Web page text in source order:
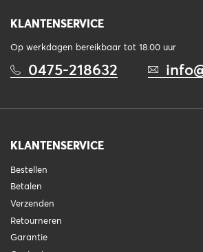
KLANTENSERVICE
Op werkdagen bereikbaar tot 18.00 uur
0475-218632
KLANTENSERVICE
Bestellen
Betalen
Verzenden
Retourneren
Garantie